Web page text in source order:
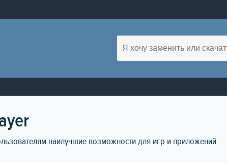
наилучшие возможности для игр и приложений